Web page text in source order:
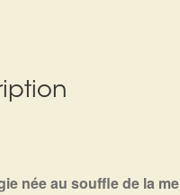
née au souffle de la